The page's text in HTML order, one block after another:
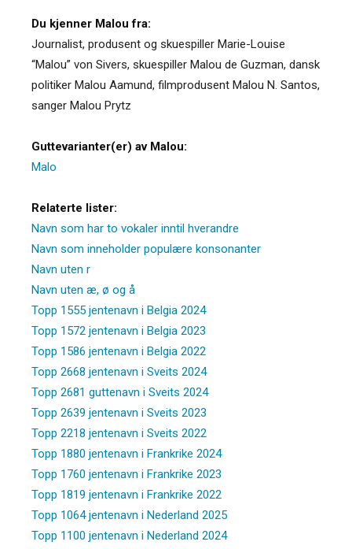
Du kjenner Malou fra:
Journalist, produsent og skuespiller Marie-Louise
“Malou” von Sivers, skuespiller Malou de Guzman, dansk
politiker Malou Aamund, filmprodusent Malou N. Santos,
sanger Malou Prytz
Guttevarianter(er) av Malou:
Malo
Relaterte lister:
Navn som har to vokaler inntil hverandre
Navn som inneholder populære konsonanter
Navn uten r
Navn uten æ, ø og å
Topp 1555 jentenavn i Belgia 2024
Topp 1572 jentenavn i Belgia 2023
Topp 1586 jentenavn i Belgia 2022
Topp 2668 jentenavn i Sveits 2024
Topp 2681 guttenavn i Sveits 2024
Topp 2639 jentenavn i Sveits 2023
Topp 2218 jentenavn i Sveits 2022
Topp 1880 jentenavn i Frankrike 2024
Topp 1760 jentenavn i Frankrike 2023
Topp 1819 jentenavn i Frankrike 2022
Topp 1064 jentenavn i Nederland 2025
Topp 1100 jentenavn i Nederland 2024